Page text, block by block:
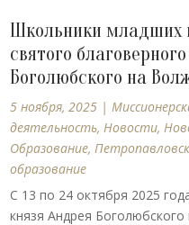
Школьники младших
святого
Боголюбского на
5 ноября, 2025 |
деятельность,Новости,
Образование,
образование
С 13 по 24 октября 2025
князя Андрея